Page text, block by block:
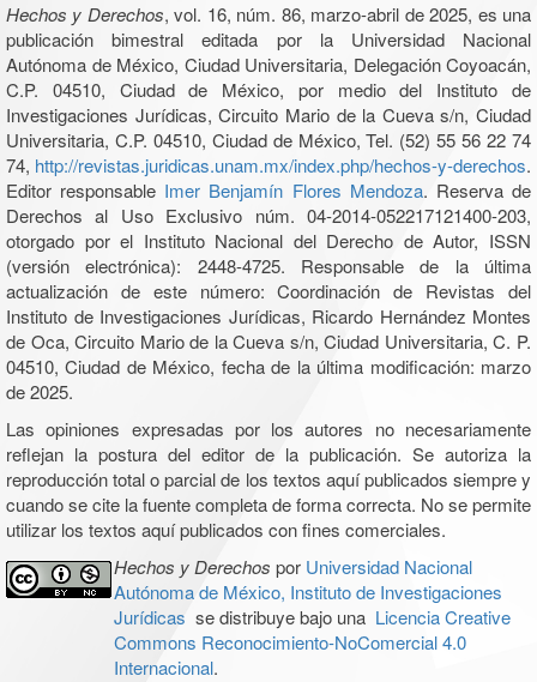
Hechos y Derechos, vol. 16, núm. 86, marzo-abril de 2025, es una
publicación bimestral editada por la Universidad Nacional
Autónoma de México, Ciudad Universitaria, Delegación Coyoacán,
C.P. 04510, Ciudad de México, por medio del Instituto de
Investigaciones Jurídicas, Circuito Mario de la Cueva s/n, Ciudad
Universitaria, C.P. 04510, Ciudad de México, Tel. (52) 55 56 22 74
74, http://revistas.juridicas.unam.mx/index.php/hechos-y-derechos.
Editor responsable Imer Benjamín Flores Mendoza. Reserva de
Derechos al Uso Exclusivo núm. 04-2014-052217121400-203,
otorgado por el Instituto Nacional del Derecho de Autor, ISSN
(versión electrónica): 2448-4725. Responsable de la última
actualización de este número: Coordinación de Revistas del
Instituto de Investigaciones Jurídicas, Ricardo Hernández Montes
de Oca, Circuito Mario de la Cueva s/n, Ciudad Universitaria, C. P.
04510, Ciudad de México, fecha de la última modificación: marzo
de 2025.
Las opiniones expresadas por los autores no necesariamente
reflejan la postura del editor de la publicación. Se autoriza la
reproducción total o parcial de los textos aquí publicados siempre y
cuando se cite la fuente completa de forma correcta. No se permite
utilizar los textos aquí publicados con fines comerciales.
Hechos y Derechos por Universidad Nacional
Autónoma de México, Instituto de Investigaciones
Jurídicas se distribuye bajo una Licencia Creative
Commons Reconocimiento-NoComercial 4.0
Internacional.